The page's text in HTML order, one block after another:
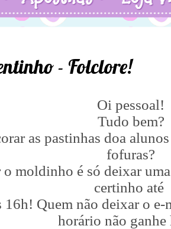
- Folclore!
Oi pessoal!
Tudo bem?
as pastinhas doa
fofuras?
o moldinho é só deixar
certinho até
16h! Quem não deixar o
horário não ganhe